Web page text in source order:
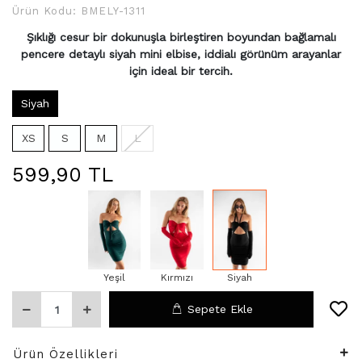
Ürün Kodu: BMELY-1311
Şıklığı cesur bir dokunuşla birleştiren boyundan bağlamalı
pencere detaylı siyah mini elbise, iddialı görünüm arayanlar
için ideal bir tercih.
Siyah
XS S M L
599,90 TL
Yeşil Kırmızı Siyah
Sepete Ekle
Ürün Özellikleri